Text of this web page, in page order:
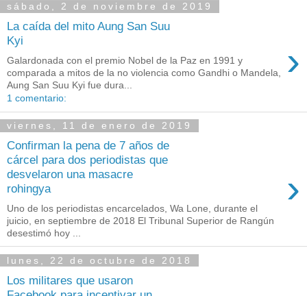
sábado, 2 de noviembre de 2019
La caída del mito Aung San Suu
Kyi
›
Galardonada con el premio Nobel de la Paz en 1991 y
comparada a mitos de la no violencia como Gandhi o Mandela,
Aung San Suu Kyi fue dura...
1 comentario:
viernes, 11 de enero de 2019
Confirman la pena de 7 años de
cárcel para dos periodistas que
desvelaron una masacre
rohingya
›
Uno de los periodistas encarcelados, Wa Lone, durante el
juicio, en septiembre de 2018 El Tribunal Superior de Rangún
desestimó hoy ...
lunes, 22 de octubre de 2018
Los militares que usaron